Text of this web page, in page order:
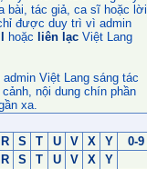
bài, tác giả, ca sĩ hoặc lời
được duy trì vì admin
hoặc liên lạc Việt Lang
admin Việt Lang sáng tác
nội dung chín phần
xa.
R S T U V X Y
0-9
R S T U V X
Y